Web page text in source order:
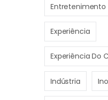
Entretenimento
Experiência
Experiência Do
Indústria